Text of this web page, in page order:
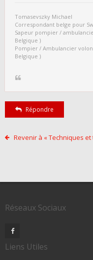
Tomasevszky Michael
Correspondant belge pour
Sapeur pompier /
Belgique )
Pompier / Ambulancier
Belgique )
Répondre
Revenir à « Techniques
Réseaux Sociaux
Liens Utiles